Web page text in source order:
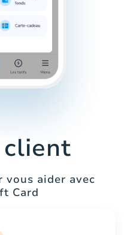
client
vous aider avec
Card